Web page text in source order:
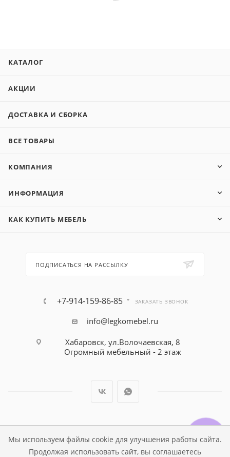
Мы используем файлы cookie для улучшения работы сайта.
Продолжая использовать сайт, вы соглашаетесь
КАТАЛОГ
АКЦИИ
ДОСТАВКА И СБОРКА
ВСЕ ТОВАРЫ
КОМПАНИЯ
ИНФОРМАЦИЯ
КАК КУПИТЬ МЕБЕЛЬ
ПОДПИСАТЬСЯ НА РАССЫЛКУ
+7-914-159-86-85 ЗАКАЗАТЬ ЗВОНОК
info@legkomebel.ru
Хабаровск, ул.Волочаевская, 8
Огромный мебельный - 2 этаж